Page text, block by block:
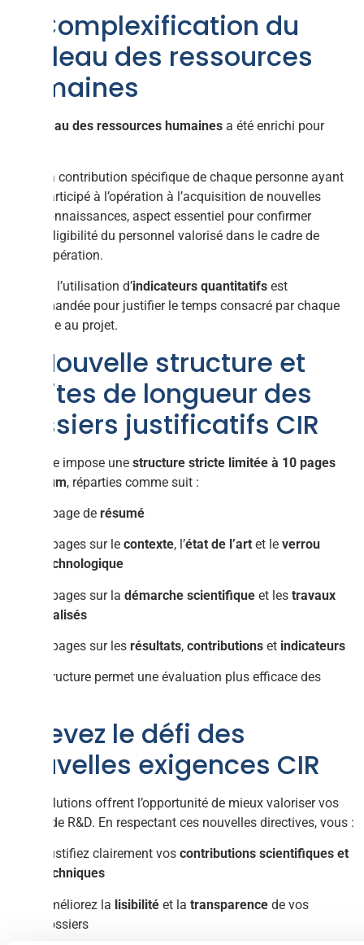
3. Complexification du
tableau des ressources
humaines
tableau des ressources humaines a été enrichi pour
La contribution spécifique de chaque personne ayant
participé à l’opération à l’acquisition de nouvelles
connaissances, aspect essentiel pour confirmer
l’éligibilité du personnel valorisé dans le cadre de
l’opération.
De plus, l’utilisation d’indicateurs quantitatifs est
recommandée pour justifier le temps consacré par chaque
personne au projet.
4. Nouvelle structure et
limites de longueur des
dossiers justificatifs CIR
La trame impose une structure stricte limitée à 10 pages
maximum, réparties comme suit :
1 page de résumé
3 pages sur le contexte, l’état de l’art et le verrou
technologique
3 pages sur la démarche scientifique et les travaux
réalisés
3 pages sur les résultats, contributions et indicateurs
Cette structure permet une évaluation plus efficace des
Relevez le défi des
nouvelles exigences CIR
Ces évolutions offrent l’opportunité de mieux valoriser vos
projets de R&D. En respectant ces nouvelles directives, vous :
Justifiez clairement vos contributions scientifiques et
techniques
Améliorez la lisibilité et la transparence de vos
dossiers